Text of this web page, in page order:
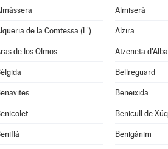
Almiserà
de la Comtessa (L') Alzira
de los Olmos Atzeneta
Bellreguard
Beneixida
Benicull de
Benigánim